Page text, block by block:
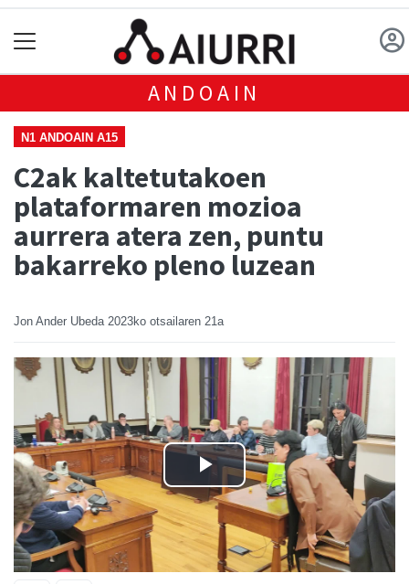
ANDOAIN
N1 ANDOAIN A15
C2ak kaltetutakoen
plataformaren mozioa
aurrera atera zen, puntu
bakarreko pleno luzean
Jon Ander Ubeda 2023ko otsailaren 21a